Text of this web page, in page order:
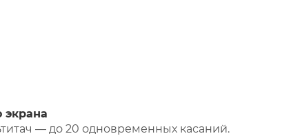
экрана
— до 20 одновременных касаний.